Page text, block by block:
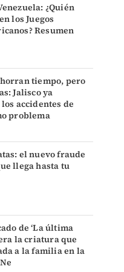
¿Quién
los Juegos
Resumen
tiempo, pero
Jalisco ya
accidentes de
problema
el nuevo fraude
llega hasta tu
de ‘La última
era la criatura que
a la familia en la